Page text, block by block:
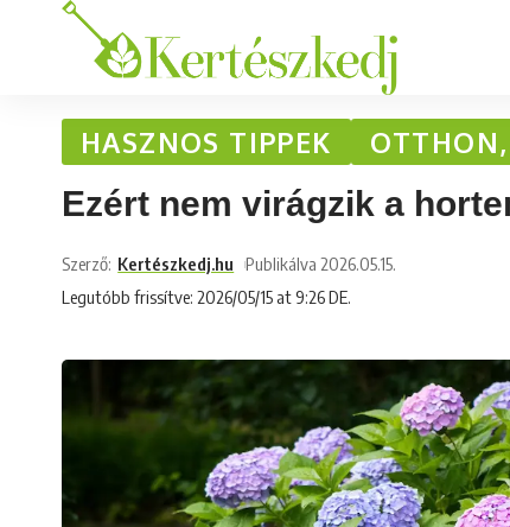
HASZNOS TIPPEK
Ezért nem virágzik a
Legutóbb frissítve: 2026/05/15 at 9:26 DE.
Szerző: Kertészkedj.hu Publikálva 2026.05.15.